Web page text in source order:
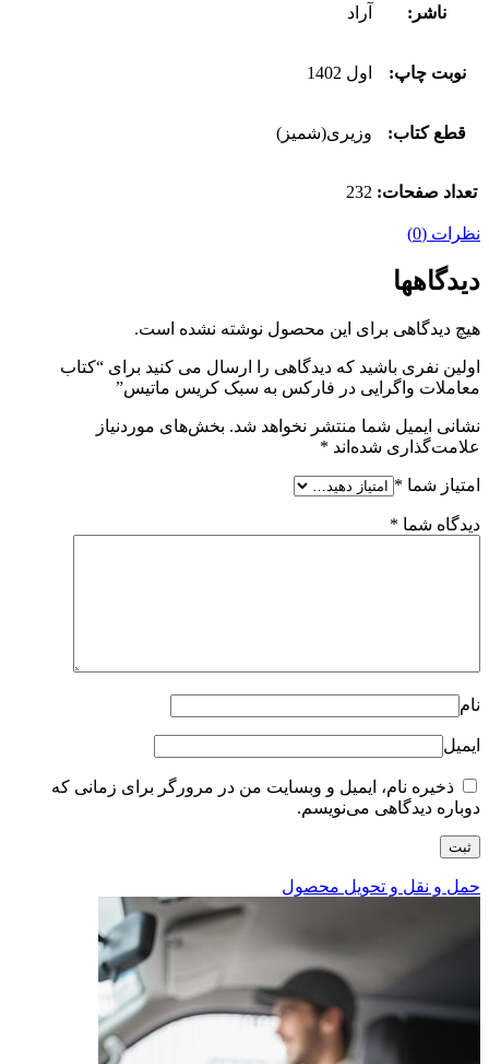
ناشر: آراد
نوبت چاپ: اول 1402
قطع کتاب: وزیری(شمیز)
تعداد صفحات: 232
نظرات (0)
دیدگاهها
هیچ دیدگاهی برای این محصول نوشته نشده است.
اولین نفری باشید که دیدگاهی را ارسال می کنید برای “کتاب
معاملات واگرایی در فارکس به سبک کریس ماتیس”
نشانی ایمیل شما منتشر نخواهد شد. بخش‌های موردنیاز
علامت‌گذاری شده‌اند *
امتیاز شما *
دیدگاه شما *
نام
ایمیل
ذخیره نام، ایمیل و وبسایت من در مرورگر برای زمانی که
دوباره دیدگاهی می‌نویسم.
حمل و نقل و تحویل محصول